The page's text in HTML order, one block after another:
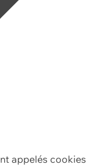
appelés cookies